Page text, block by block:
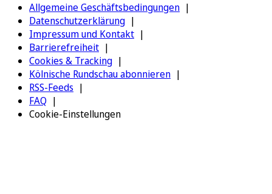
Allgemeine Geschäftsbedingungen
Datenschutzerklärung
Impressum und Kontakt
Barrierefreiheit
Cookies & Tracking
Kölnische Rundschau abonnieren
RSS-Feeds
FAQ
Cookie-Einstellungen